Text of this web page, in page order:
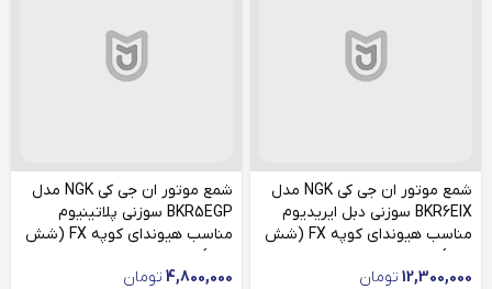
شمع موتور ان جی کی NGK مدل
BKR6EIX سوزنی دبل ایریدیوم
مناسب هیوندای کوپه FX (شش
عدد)
12,300,000 تومان
شمع موتور ان جی کی NGK مدل
BKR5EGP سوزنی پلاتینیوم
مناسب هیوندای کوپه FX (شش
عدد)
4,800,000 تومان